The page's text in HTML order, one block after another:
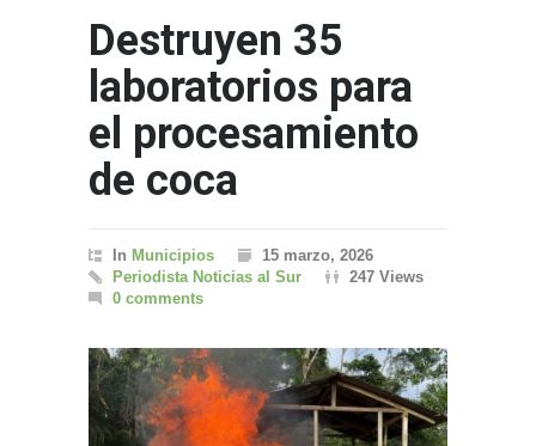
Destruyen 35
laboratorios para
el procesamiento
de coca
In Municipios
15 marzo, 2026
Periodista Noticias al Sur
247 Views
0 comments